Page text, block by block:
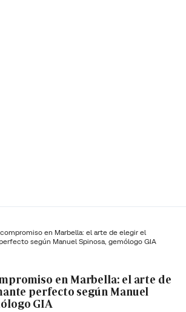
en Marbella: el arte de
perfecto según Manuel
GIA